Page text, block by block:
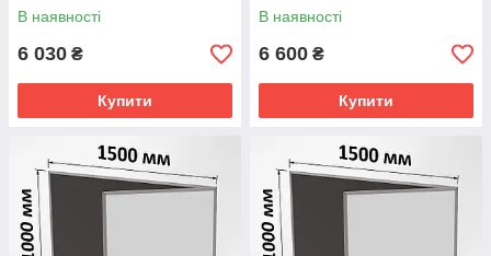
В наявності
6 030 ₴
Купити
В наявності
6 600 ₴
Купити